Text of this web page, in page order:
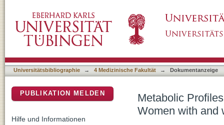
Gestational Diabetes
Universitätsbibliographie → 4 Medizinische Fakultät → Dokumentanzeige
Metabolic
Women with and
PUBLIKATION MELDEN
Hilfe und Informationen